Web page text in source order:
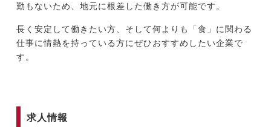
勤もないため、地元に根差した働き方が可能です。
長く安定して働きたい方、そして何よりも「食」に関わる
仕事に情熱を持っている方にぜひおすすめしたい企業で
す。
求人情報